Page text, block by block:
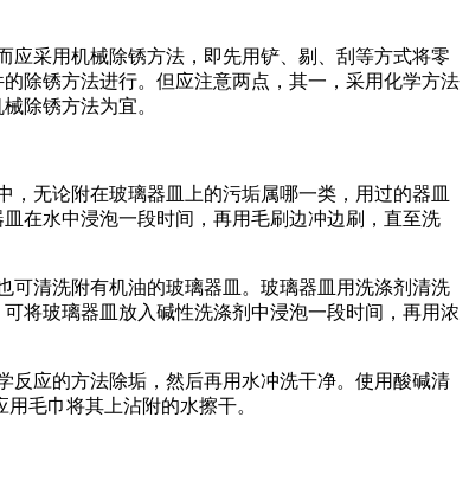
采用机械除锈方法，即先用铲、剔、刮等方式将零
除锈方法进行。但应注意两点，其一，采用化学方法
除锈方法为宜。
无论附在玻璃器皿上的污垢属哪一类，用过的器皿
在水中浸泡一段时间，再用毛刷边冲边刷，直至洗
可清洗附有机油的玻璃器皿。玻璃器皿用洗涤剂清洗
将玻璃器皿放入碱性洗涤剂中浸泡一段时间，再用浓
反应的方法除垢，然后再用水冲洗干净。使用酸碱清
毛巾将其上沾附的水擦干。